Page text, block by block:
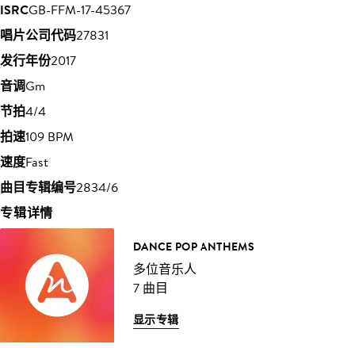
ISRCGB-FFM-17-45367
唱片公司代码27831
发行年份2017
音调Gm
节拍4/4
拍速109 BPM
速度Fast
曲目专辑编号2834/6
专辑详情
DANCE POP ANTHEMS
多位音乐人
7 曲目
显示专辑